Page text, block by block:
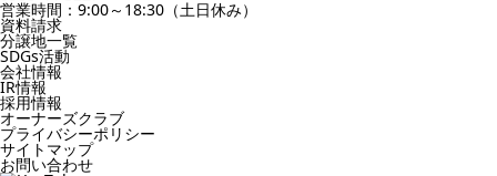
営業時間：9:00～18:30（土日休み）
資料請求
分譲地一覧
SDGs活動
会社情報
IR情報
採用情報
オーナーズクラブ
プライバシーポリシー
サイトマップ
お問い合わせ